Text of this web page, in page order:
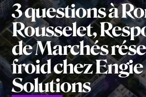
3 questions à
Rousselet,
de Marchés
froid chez Engie
Solutions